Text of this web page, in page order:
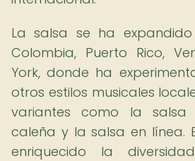
La salsa se ha
Colombia, Puerto Rico,
York, donde ha
otros estilos musicales
variantes como la salsa
caleña y la salsa en línea.
enriquecido la